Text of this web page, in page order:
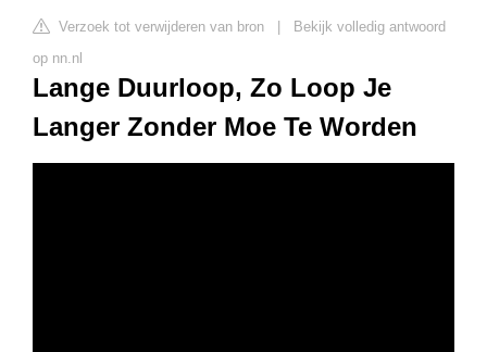
Verzoek tot verwijderen van bron
Bekijk volledig antwoord
op nn.nl
Lange Duurloop, Zo Loop Je
Langer Zonder Moe Te Worden